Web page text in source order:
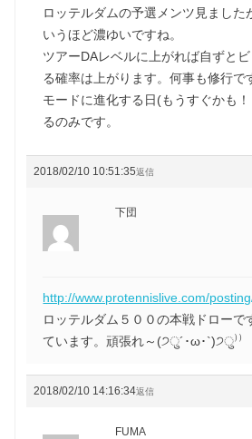
ロッテルダムの予選メンツ見ました
いうほど濃ゆいですね。
ツアーDAレベルに上がれば自ずと
る確率は上がります。何事も修行
モードに進化する日(もうすぐかも
るのみです。
2018/02/10 10:51:35返信
下団
http://www.protennislive.com/
ロッテルダム５００の本戦ドローで
ています。頑張れ～(੭ु´･ω･`)੭ु⁾⁾
2018/02/10 14:16:34返信
FUMA